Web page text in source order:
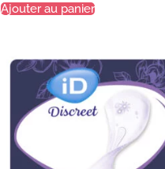
Ajouter au panier